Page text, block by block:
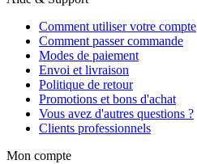
Comment utiliser votre compte
Comment passer commande
Modes de paiement
Envoi et livraison
Politique de retour
Promotions et bons d'achat
Vous avez d'autres questions ?
Clients professionnels
Mon compte